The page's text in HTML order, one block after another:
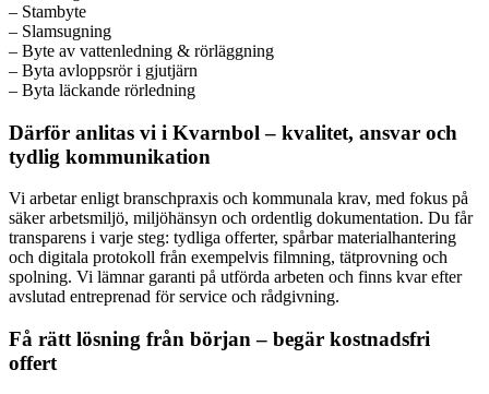
– Stambyte
– Slamsugning
– Byte av vattenledning & rörläggning
– Byta avloppsrör i gjutjärn
– Byta läckande rörledning
Därför anlitas vi i Kvarnbol – kvalitet, ansvar och
tydlig kommunikation
Vi arbetar enligt branschpraxis och kommunala krav, med fokus på
säker arbetsmiljö, miljöhänsyn och ordentlig dokumentation. Du får
transparens i varje steg: tydliga offerter, spårbar materialhantering
och digitala protokoll från exempelvis filmning, tätprovning och
spolning. Vi lämnar garanti på utförda arbeten och finns kvar efter
avslutad entreprenad för service och rådgivning.
Få rätt lösning från början – begär kostnadsfri
offert